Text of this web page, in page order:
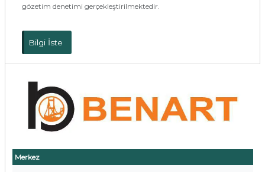
Merkez
gözetim denetimi gerçekleştirilmektedir.
Bilgi İste